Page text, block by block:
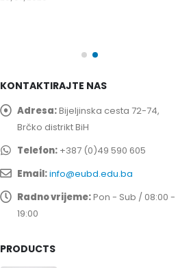
KONTAKTIRAJTE NAS
Adresa:Bijeljinska cesta 72-74,
Brčko distrikt BiH
Telefon: +387 (0)49 590 605
Email:info@eubd.edu.ba
Radno vrijeme:Pon - Sub / 08:00 -
19:00
PRODUCTS